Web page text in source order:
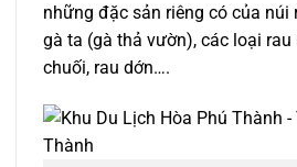
những đặc sản riêng có của núi
gà ta (gà thả vườn), các loại
chuối, rau dớn….